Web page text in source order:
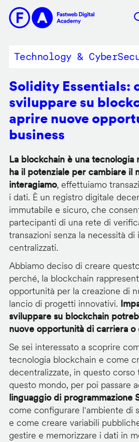
contenuto
Technology &
Solidity Essentials:
sviluppare su
aprire nuove
business
La blockchain è una tecnologia
ha il potenziale per cambiare il
interagiamo, effettuiamo
i dati. È un registro digitale
immutabile e sicuro, che
partecipanti di una rete di
transazioni senza la necessità di
centralizzati.
Abbiamo deciso di creare
perché, la blockchain
opportunità per la creazione di
lancio di progetti innovativi.
sviluppare su blockchain
nuove opportunità di carriera o
Se sei interessato a scoprire
tecnologia blockchain e come
decentralizzate, in questo corso
questo mondo, per poi passare
linguaggio di programmazione
come configurare l'ambiente di
e come creare variabili
gestire e memorizzare i dati in